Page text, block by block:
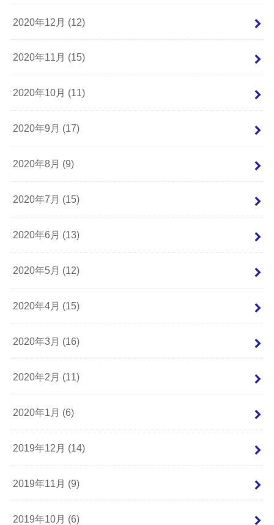
2020年12月 (12)
2020年11月 (15)
2020年10月 (11)
2020年9月 (17)
2020年8月 (9)
2020年7月 (15)
2020年6月 (13)
2020年5月 (12)
2020年4月 (15)
2020年3月 (16)
2020年2月 (11)
2020年1月 (6)
2019年12月 (14)
2019年11月 (9)
2019年10月 (6)